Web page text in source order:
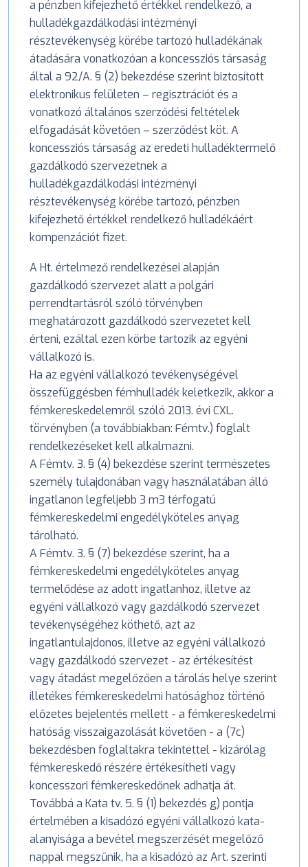
a pénzben kifejezhető értékkel rendelkező, a
hulladékgazdálkodási intézményi
résztevékenység körébe tartozó hulladékának
átadására vonatkozóan a koncessziós társaság
által a 92/A. § (2) bekezdése szerint biztosított
elektronikus felületen – regisztrációt és a
vonatkozó általános szerződési feltételek
elfogadását követően – szerződést köt. A
koncessziós társaság az eredeti hulladéktermelő
gazdálkodó szervezetnek a
hulladékgazdálkodási intézményi
résztevékenység körébe tartozó, pénzben
kifejezhető értékkel rendelkező hulladékáért
kompenzációt fizet.
A Ht. értelmező rendelkezései alapján
gazdálkodó szervezet alatt a polgári
perrendtartásról szóló törvényben
meghatározott gazdálkodó szervezetet kell
érteni, ezáltal ezen körbe tartozik az egyéni
vállalkozó is.
Ha az egyéni vállalkozó tevékenységével
összefüggésben fémhulladék keletkezik, akkor a
fémkereskedelemről szóló 2013. évi CXL.
törvényben (a továbbiakban: Fémtv.) foglalt
rendelkezéseket kell alkalmazni.
A Fémtv. 3. § (4) bekezdése szerint természetes
személy tulajdonában vagy használatában álló
ingatlanon legfeljebb 3 m3 térfogatú
fémkereskedelmi engedélyköteles anyag
tárolható.
A Fémtv. 3. § (7) bekezdése szerint, ha a
fémkereskedelmi engedélyköteles anyag
termelődése az adott ingatlanhoz, illetve az
egyéni vállalkozó vagy gazdálkodó szervezet
tevékenységéhez köthető, azt az
ingatlantulajdonos, illetve az egyéni vállalkozó
vagy gazdálkodó szervezet - az értékesítést
vagy átadást megelőzően a tárolás helye szerint
illetékes fémkereskedelmi hatósághoz történő
előzetes bejelentés mellett - a fémkereskedelmi
hatóság visszaigazolását követően - a (7c)
bekezdésben foglaltakra tekintettel - kizárólag
fémkereskedő részére értékesítheti vagy
koncesszori fémkereskedőnek adhatja át.
Továbbá a Kata tv. 5. § (1) bekezdés g) pontja
értelmében a kisadózó egyéni vállalkozó kata-
alanyisága a bevétel megszerzését megelőző
nappal megszűnik, ha a kisadózó az Art. szerinti